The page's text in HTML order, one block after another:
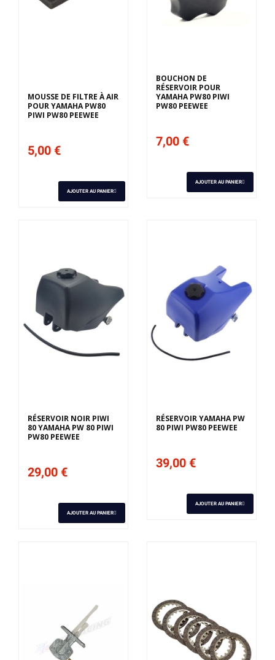
MOUSSE DE FILTRE À AIR
POUR YAMAHA PW80
PIWI PW80 PEEWEE
5,00 €
AJOUTER AU PANIER
BOUCHON DE
RÉSERVOIR POUR
YAMAHA PW80 PIWI
PW80 PEEWEE
7,00 €
AJOUTER AU PANIER
RÉSERVOIR NOIR PIWI
80 YAMAHA PW 80 PIWI
PW80 PEEWEE
29,00 €
AJOUTER AU PANIER
RÉSERVOIR YAMAHA PW
80 PIWI PW80 PEEWEE
39,00 €
AJOUTER AU PANIER